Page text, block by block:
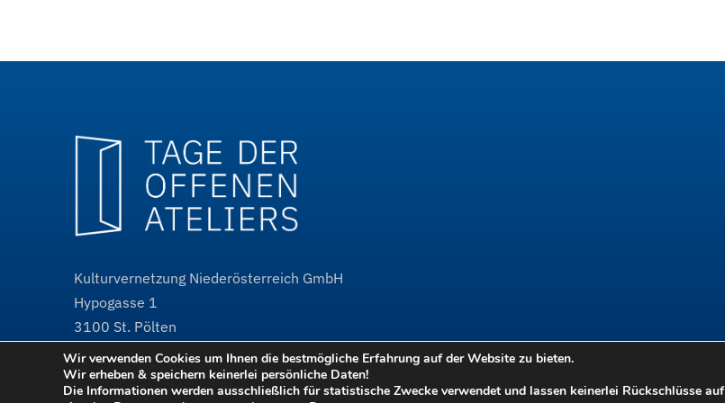
Kulturvernetzung Niederösterreich GmbH
Hypogasse 1
3100 St. Pölten
@ tdoa@kulturvernetzung.at
w³www.kulturvernetzung.at
Wir verwenden Cookies um Ihnen die bestmögliche Erfahrung auf der Website zu bieten.
Wir erheben & speichern keinerlei persönliche Daten!
Die Informationen werden ausschließlich für statistische Zwecke verwendet und lassen keinerlei Rückschlüsse auf